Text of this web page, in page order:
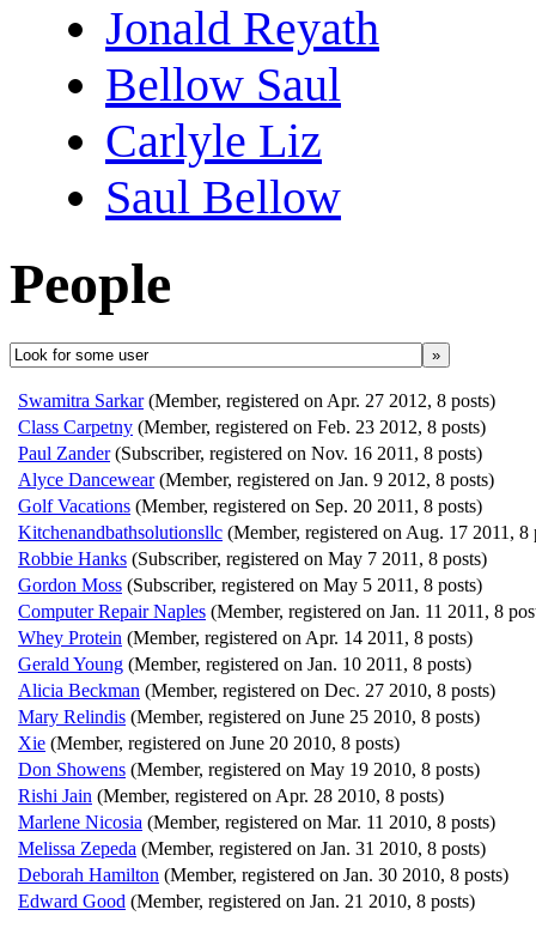
Jonald Reyath
Bellow Saul
Carlyle Liz
Saul Bellow
People
»
Swamitra Sarkar (Member, registered on Apr. 27 2012, 8 posts)
Class Carpetny (Member, registered on Feb. 23 2012, 8 posts)
Paul Zander (Subscriber, registered on Nov. 16 2011, 8 posts)
Alyce Dancewear (Member, registered on Jan. 9 2012, 8 posts)
Golf Vacations (Member, registered on Sep. 20 2011, 8 posts)
Kitchenandbathsolutionsllc (Member, registered on Aug. 17 2011, 8
Robbie Hanks (Subscriber, registered on May 7 2011, 8 posts)
Gordon Moss (Subscriber, registered on May 5 2011, 8 posts)
Computer Repair Naples (Member, registered on Jan. 11 2011, 8
Whey Protein (Member, registered on Apr. 14 2011, 8 posts)
Gerald Young (Member, registered on Jan. 10 2011, 8 posts)
Alicia Beckman (Member, registered on Dec. 27 2010, 8 posts)
Mary Relindis (Member, registered on June 25 2010, 8 posts)
Xie (Member, registered on June 20 2010, 8 posts)
Don Showens (Member, registered on May 19 2010, 8 posts)
Rishi Jain (Member, registered on Apr. 28 2010, 8 posts)
Marlene Nicosia (Member, registered on Mar. 11 2010, 8 posts)
Melissa Zepeda (Member, registered on Jan. 31 2010, 8 posts)
Deborah Hamilton (Member, registered on Jan. 30 2010, 8 posts)
Edward Good (Member, registered on Jan. 21 2010, 8 posts)